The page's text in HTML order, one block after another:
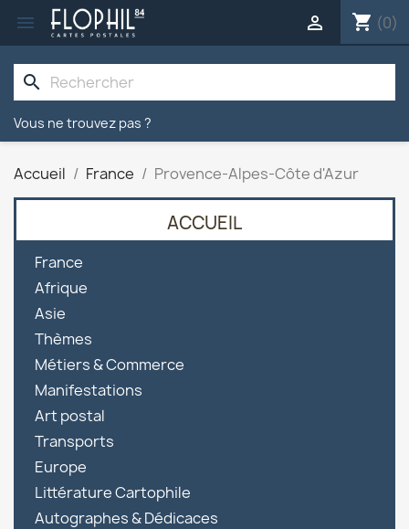
 shopping_cart (0)

search
Vous ne trouvez pas ?
Accueil France Provence-Alpes-Côte d'Azur
ACCUEIL
France
Afrique
Asie
Thèmes
Métiers & Commerce
Manifestations
Art postal
Transports
Europe
Littérature Cartophile
Autographes & Dédicaces